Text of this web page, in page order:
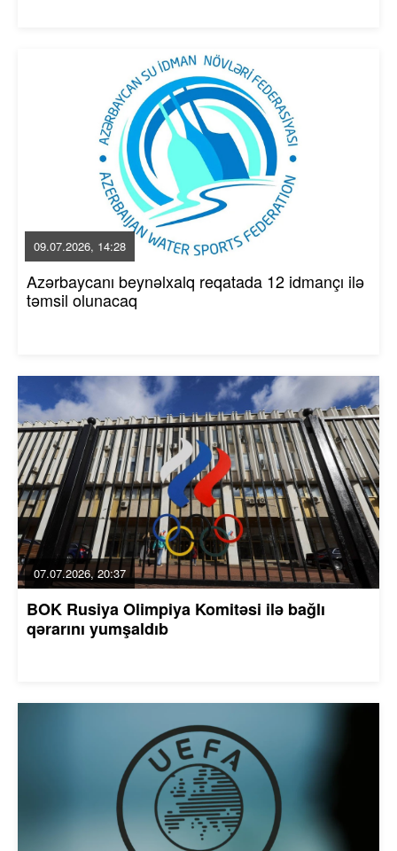
09.07.2026, 14:28
Azərbaycanı beynəlxalq reqatada 12 idmançı ilə
təmsil olunacaq
07.07.2026, 20:37
BOK Rusiya Olimpiya Komitəsi ilə bağlı
qərarını yumşaldıb